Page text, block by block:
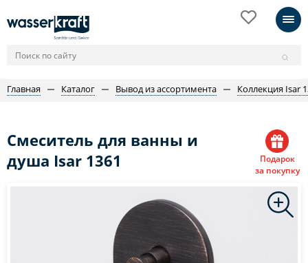
Главная Каталог Вывод из ассортимента Коллекция Isar
Смеситель для ванны и
душа Isar 1361
Подарок
за покупку